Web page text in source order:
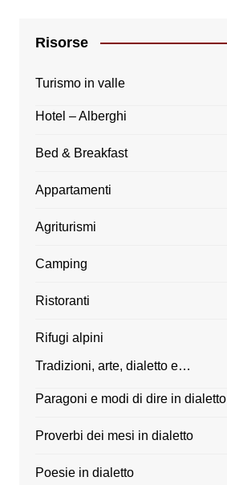
Risorse
Turismo in valle
Hotel – Alberghi
Bed & Breakfast
Appartamenti
Agriturismi
Camping
Ristoranti
Rifugi alpini
Tradizioni, arte, dialetto e…
Paragoni e modi di dire in dialetto
Proverbi dei mesi in dialetto
Poesie in dialetto